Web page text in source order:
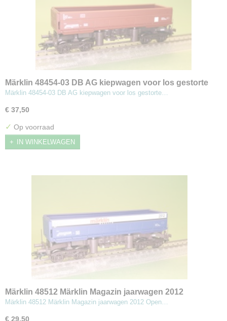
Märklin 48454-03 DB AG kiepwagen voor los gestorte
goederen
Märklin 48454-03 DB AG kiepwagen voor los gestorte…
€ 37,50
✓ Op voorraad
IN WINKELWAGEN
Märklin 48512 Märklin Magazin jaarwagen 2012
Märklin 48512 Märklin Magazin jaarwagen 2012 Open…
€ 29,50